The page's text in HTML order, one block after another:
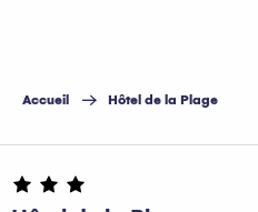
principal
Accueil Hôtel de la Plage